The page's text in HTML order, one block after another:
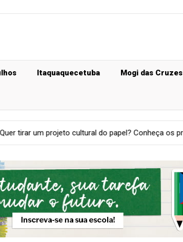
Itaquaquecetuba Mogi das Cruzes
cultural do papel? Conheça os principais editais